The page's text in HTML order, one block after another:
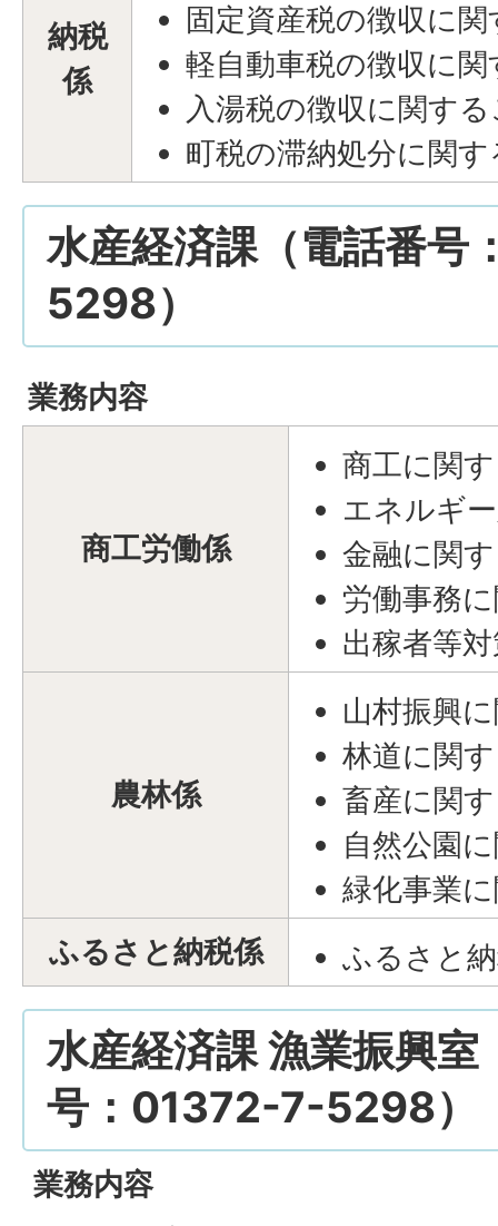
納税
係
固定資産税の徴収に
軽自動車税の徴収に
入湯税の徴収に関す
町税の滞納処分に関
水産経済課（電話番
5298）
業務内容
商工労働係
商工に関
エネルギ
金融に関
労働事務
出稼者等
農林係
山村振興
林道に関
畜産に関
自然公園
緑化事業
ふるさと納税係
ふるさと
水産経済課 漁業振興室
号：01372-7-5298）
業務内容